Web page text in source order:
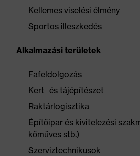
Kellemes viselési élmény
Sportos illeszkedés
Alkalmazási területek
Fafeldolgozás
Kert- és tájépítészet
Raktárlogisztika
Építőipar és kivitelezési
kőműves stb.)
Szerviztechnikusok